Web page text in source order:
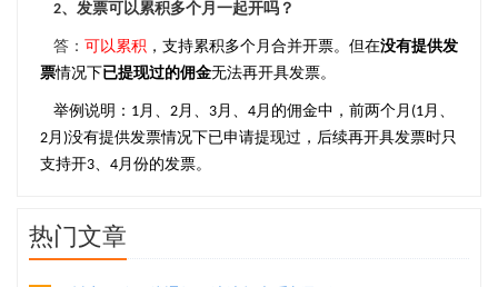
2、发票可以累积多个月一起开吗？
答： 可以累积 ，支持累积多个月合并开票。但在没有提供发
票情况下 已提现过的佣金无法再开具发票。
举例说明：1月、2月、3月、4月的佣金中，前两个月(1月、
2月)没有提供发票情况下已申请提现过，后续再开具发票时只
支持开3、4月份的发票。
热门文章